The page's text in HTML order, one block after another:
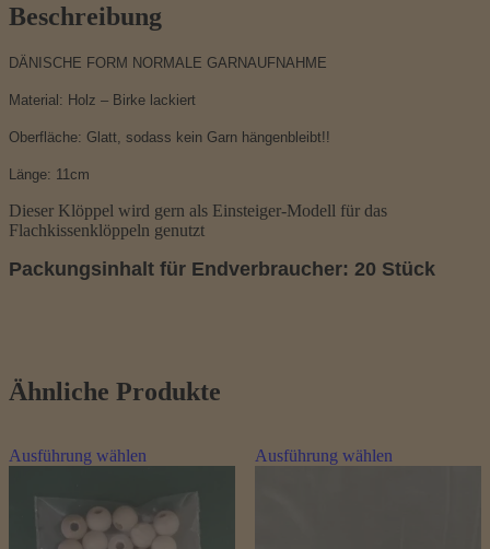
Beschreibung
DÄNISCHE FORM NORMALE GARNAUFNAHME
Material: Holz – Birke lackiert
Oberfläche: Glatt, sodass kein Garn hängenbleibt!!
Länge: 11cm
Dieser Klöppel wird gern als Einsteiger-Modell für das
Flachkissenklöppeln genutzt
Packungsinhalt für Endverbraucher: 20 Stück
Ähnliche Produkte
Ausführung wählenProdukt
mehrere
Varianten
auf.
Ausführung wählenProdukt